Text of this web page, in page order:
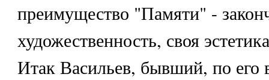
преимущество "Памяти" -
художественность, своя
Итак Васильев, бывший, по